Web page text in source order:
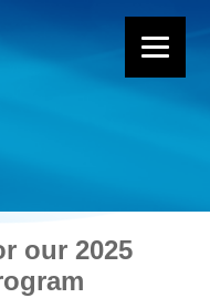
our 2025